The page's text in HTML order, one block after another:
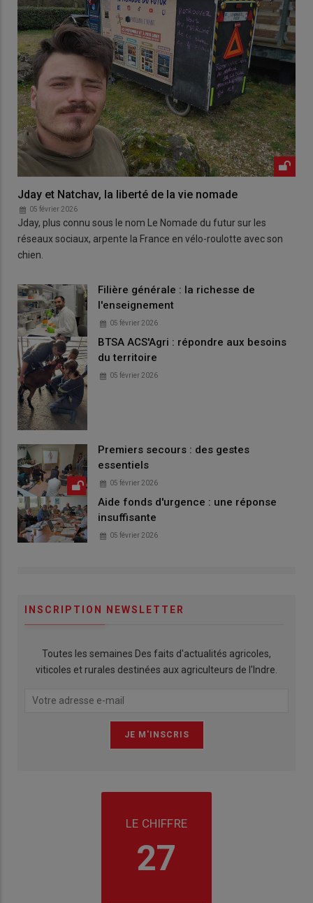
Jday et Natchav, la liberté de la vie nomade
05 février 2026
Jday, plus connu sous le nom Le Nomade du futur sur les
réseaux sociaux, arpente la France en vélo-roulotte avec son
chien.
Filière générale : la richesse de
l'enseignement
05 février 2026
BTSA ACS'Agri : répondre aux besoins
du territoire
05 février 2026
Premiers secours : des gestes
essentiels
05 février 2026
Aide fonds d'urgence : une réponse
insuffisante
05 février 2026
INSCRIPTION NEWSLETTER
Toutes les semaines Des faits d'actualités agricoles,
viticoles et rurales destinées aux agriculteurs de l'Indre.
LE CHIFFRE
27